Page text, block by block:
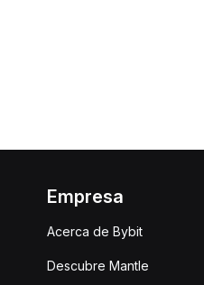
Empresa
Acerca de Bybit
Descubre Mantle